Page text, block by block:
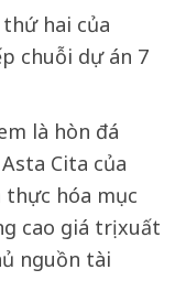
hai của
chuỗi dự án 7
là hòn đá
Cita của
hóa mục
cao giá trị xuất
nguồn tài